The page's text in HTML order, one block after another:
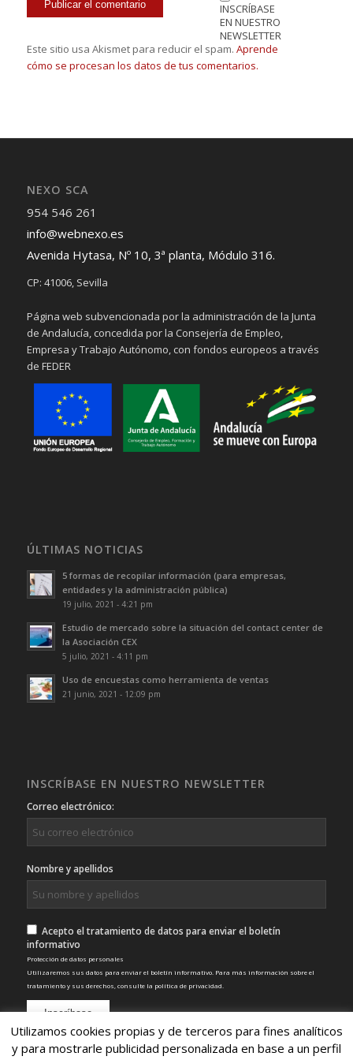
INSCRÍBASE
EN NUESTRO
NEWSLETTER
Este sitio usa Akismet para reducir el spam. Aprende
cómo se procesan los datos de tus comentarios.
NEXO SCA
954 546 261
info@webnexo.es
Avenida Hytasa, Nº 10, 3ª planta, Módulo 316.
CP: 41006, Sevilla
Página web subvencionada por la administración de la Junta
de Andalucía, concedida por la Consejería de Empleo,
Empresa y Trabajo Autónomo, con fondos europeos a través
de FEDER
ÚLTIMAS NOTICIAS
5 formas de recopilar información (para empresas,
entidades y la administración pública)
19 julio, 2021 - 4:21 pm
Estudio de mercado sobre la situación del contact center de
la Asociación CEX
5 julio, 2021 - 4:11 pm
Uso de encuestas como herramienta de ventas
21 junio, 2021 - 12:09 pm
INSCRÍBASE EN NUESTRO NEWSLETTER
Correo electrónico:
Nombre y apellidos
Acepto el tratamiento de datos para enviar el boletín
informativo
Protección de datos personales
Utilizaremos sus datos para enviar el boletín informativo. Para más información sobre el
tratamiento y sus derechos, consulte la política de privacidad
Utilizamos cookies propias y de terceros para fines analíticos
y para mostrarle publicidad personalizada en base a un perfil